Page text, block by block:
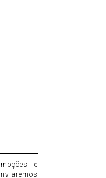
e